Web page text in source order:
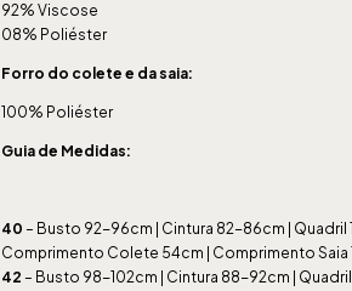
92% Viscose
08% Poliéster
Forro do colete e da saia:
100% Poliéster
Guia de Medidas:
40 – Busto 92-96cm | Cintura 82-86cm | Quadril
Comprimento Colete 54cm | Comprimento Saia
42 – Busto 98-102cm | Cintura 88-92cm | Quadril